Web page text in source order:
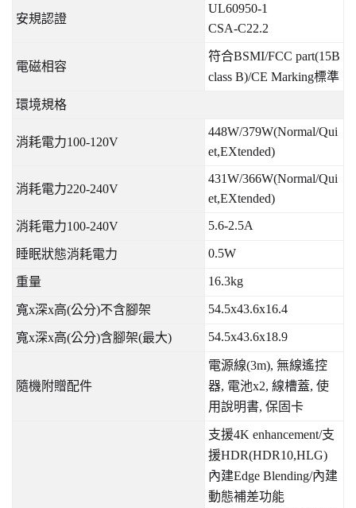
安規認證
UL60950-1
CSA-C22.2
電磁相容
符合BSMI/FCC part(15B
class B)/CE Marking標準
環境規格
消耗電力100-120V
448W/379W(Normal/Qui
et,EXtended)
消耗電力220-240V
431W/366W(Normal/Qui
et,EXtended)
消耗電力100-240V 5.6-2.5A
睡眠狀態消耗電力 0.5W
重量 16.3kg
寬x深x高(公分)不含腳架 54.5x43.6x16.4
寬x深x高(公分)含腳架(最大) 54.5x43.6x18.9
隨機附贈配件
電源線(3m), 無線遙控
器, 電池x2, 線槽蓋, 使
用說明書, 保固卡
支援4K enhancement/支
援HDR(HDR10,HLG)
內建Edge Blending/內建
動態補差功能